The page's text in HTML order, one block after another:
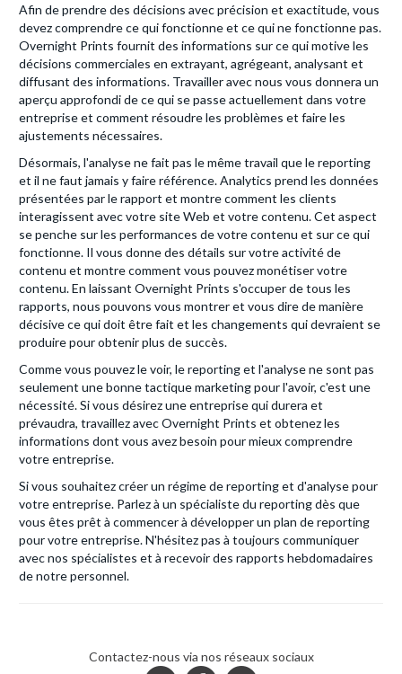
Afin de prendre des décisions avec précision et exactitude, vous
devez comprendre ce qui fonctionne et ce qui ne fonctionne pas.
Overnight Prints fournit des informations sur ce qui motive les
décisions commerciales en extrayant, agrégeant, analysant et
diffusant des informations. Travailler avec nous vous donnera un
aperçu approfondi de ce qui se passe actuellement dans votre
entreprise et comment résoudre les problèmes et faire les
ajustements nécessaires.
Désormais, l'analyse ne fait pas le même travail que le reporting
et il ne faut jamais y faire référence. Analytics prend les données
présentées par le rapport et montre comment les clients
interagissent avec votre site Web et votre contenu. Cet aspect
se penche sur les performances de votre contenu et sur ce qui
fonctionne. Il vous donne des détails sur votre activité de
contenu et montre comment vous pouvez monétiser votre
contenu. En laissant Overnight Prints s'occuper de tous les
rapports, nous pouvons vous montrer et vous dire de manière
décisive ce qui doit être fait et les changements qui devraient se
produire pour obtenir plus de succès.
Comme vous pouvez le voir, le reporting et l'analyse ne sont pas
seulement une bonne tactique marketing pour l'avoir, c'est une
nécessité. Si vous désirez une entreprise qui durera et
prévaudra, travaillez avec Overnight Prints et obtenez les
informations dont vous avez besoin pour mieux comprendre
votre entreprise.
Si vous souhaitez créer un régime de reporting et d'analyse pour
votre entreprise. Parlez à un spécialiste du reporting dès que
vous êtes prêt à commencer à développer un plan de reporting
pour votre entreprise. N'hésitez pas à toujours communiquer
avec nos spécialistes et à recevoir des rapports hebdomadaires
de notre personnel.
Contactez-nous via nos réseaux sociaux